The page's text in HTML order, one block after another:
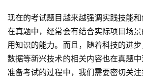
现在的考试题目越来越强调实践技能和
在真题中，经常会有结合实际项目场
用知识的能力。而且，随着科技的进
数据等新兴技术的相关内容也在真题
准备考试的过程中，我们需要密切关